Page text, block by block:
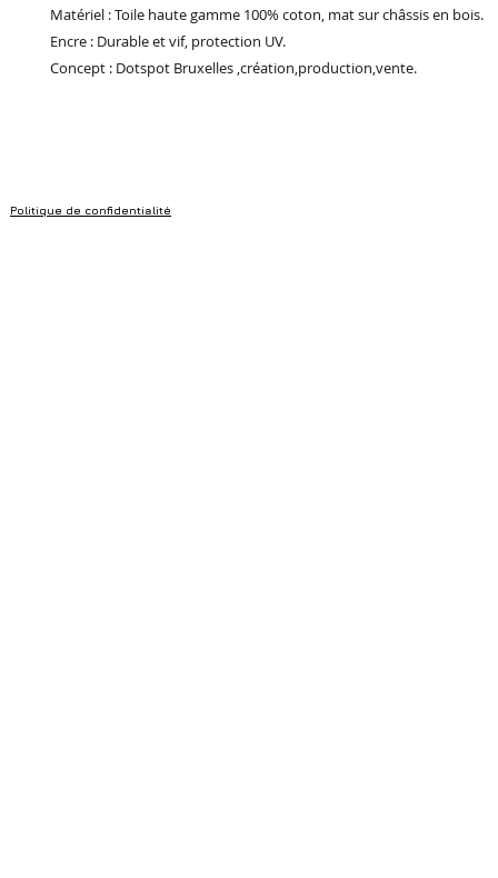
Matériel : Toile haute gamme 100% coton, mat sur châssis en bois.
Encre : Durable et vif, protection UV.
Concept : Dotspot Bruxelles ,création,production,vente.
Politique de confidentialité